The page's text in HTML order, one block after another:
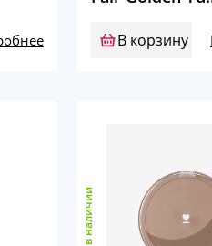
В корзину
в наличии